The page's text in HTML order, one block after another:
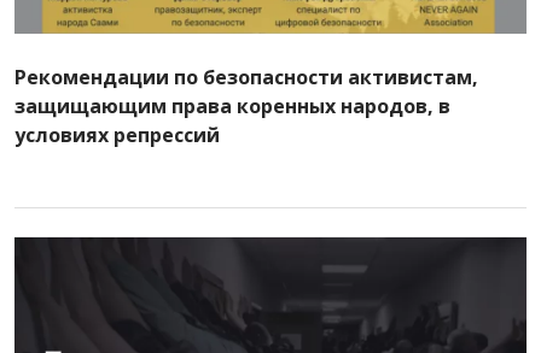
Рекомендации по безопасности активистам,
защищающим права коренных народов, в
условиях репрессий